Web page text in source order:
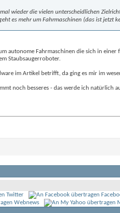
wieder die vielen unterscheidlichen
es mehr um Fahrmaschinen (das ist jetzt
autonome Fahrmaschinen die sich in
Staubsaugerroboter.
im Artikel betrifft, da ging es mir im
noch besseres - das werde ich natürlich
Twitter
Webnews